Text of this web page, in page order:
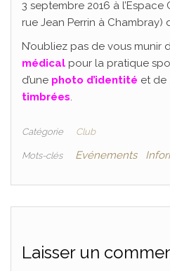
3 septembre 2016 à l’Espace
rue Jean Perrin à Chambray)
N’oubliez pas de vous munir
médical pour la pratique
d’une photo d’identité et de
timbrées.
Catégorie Club
Mots-clés Evénements
Laisser un